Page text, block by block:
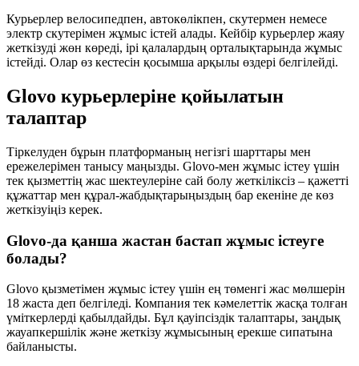
Курьерлер велосипедпен, автокөлікпен, скутермен немесе
электр скутерімен жұмыс істей алады. Кейбір курьерлер жаяу
жеткізуді жөн көреді, ірі қалалардың орталықтарында жұмыс
істейді. Олар өз кестесін қосымша арқылы өздері белгілейді.
Glovo курьерлеріне қойылатын
талаптар
Тіркелуден бұрын платформаның негізгі шарттары мен
ережелерімен танысу маңызды. Glovo-мен жұмыс істеу үшін
тек қызметтің жас шектеулеріне сай болу жеткіліксіз – қажетті
құжаттар мен құрал-жабдықтарыңыздың бар екеніне де көз
жеткізуіңіз керек.
Glovo-да қанша жастан бастап жұмыс істеуге
болады?
Glovo қызметімен жұмыс істеу үшін ең төменгі жас мөлшерін
18 жаста деп белгіледі. Компания тек кәмелеттік жасқа толған
үміткерлерді қабылдайды. Бұл қауіпсіздік талаптары, заңдық
жауапкершілік және жеткізу жұмысының ерекше сипатына
байланысты.